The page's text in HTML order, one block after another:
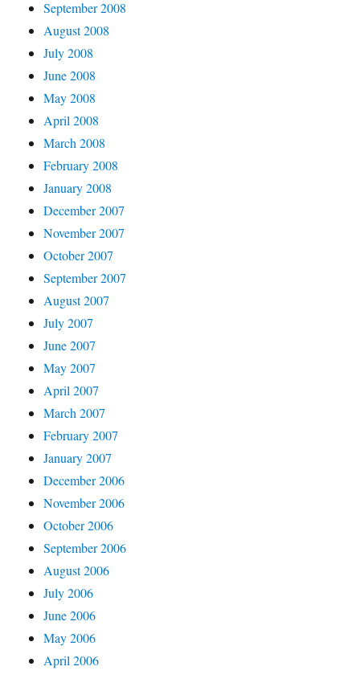
September 2008
August 2008
July 2008
June 2008
May 2008
April 2008
March 2008
February 2008
January 2008
December 2007
November 2007
October 2007
September 2007
August 2007
July 2007
June 2007
May 2007
April 2007
March 2007
February 2007
January 2007
December 2006
November 2006
October 2006
September 2006
August 2006
July 2006
June 2006
May 2006
April 2006